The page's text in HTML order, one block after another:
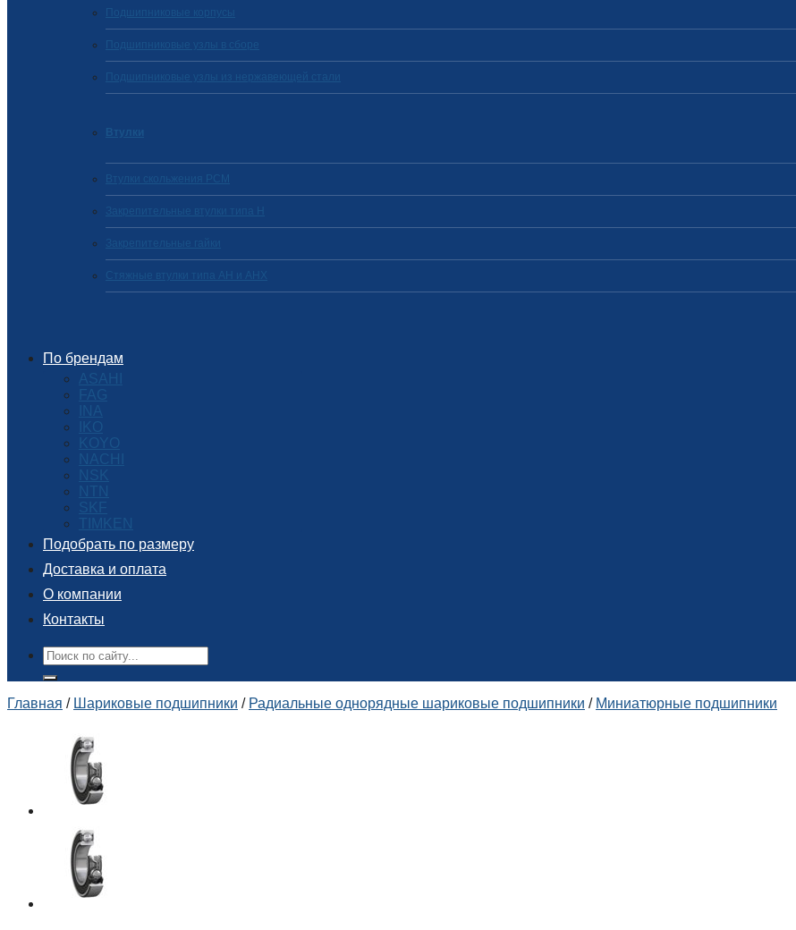
Подшипниковые корпусы
Подшипниковые узлы в сборе
Подшипниковые узлы из нержавеющей стали
Втулки
Втулки скольжения PCM
Закрепительные втулки типа H
Закрепительные гайки
Стяжные втулки типа AH и AHX
По брендам
ASAHI
FAG
INA
IKO
KOYO
NACHI
NSK
NTN
SKF
TIMKEN
Подобрать по размеру
Доставка и оплата
О компании
Контакты
Поиск:
Главная / Шариковые подшипники / Радиальные однорядные шариковые подшипники / Миниатюрные подшипники